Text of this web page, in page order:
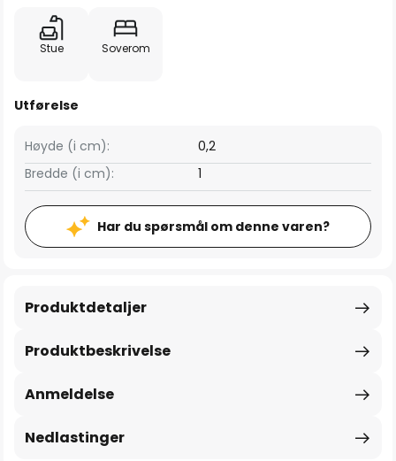
Stue Soverom
Utførelse
Bredde (i cm): 1
Høyde (i cm): 0,2
Har du spørsmål om denne varen?
Produktbeskrivelse
Produktdetaljer
Anmeldelse
Nedlastinger